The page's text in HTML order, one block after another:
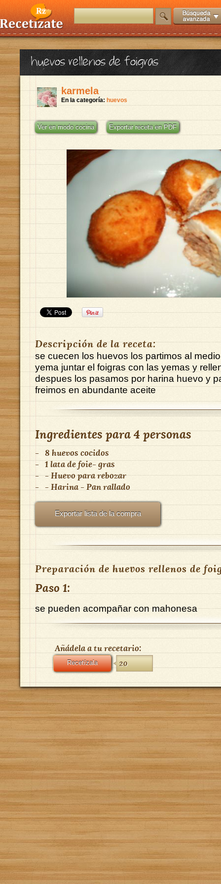
huevos rellenos de foigras
karmela
En la categoría: huevos
Ver en modo cocina Exportar receta en PDF
Descripción de la receta:
se cuecen los huevos los partimos al
yema juntar el foigras con las yemas y
despues los pasamos por harina huevo y
freimos en abundante aceite
Ingredientes para4 personas
- 8 huevos cocidos
- 1 lata de foie- gras
- - Huevo para rebozar
- - Harina - Pan rallado
Exportar lista de la compra
Preparación de huevos rellenos de
Paso 1:
se pueden acompañar con mahonesa
Añádela a tu recetario:
Recetízala 20